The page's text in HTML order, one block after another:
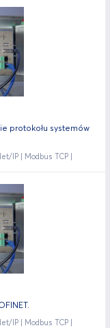
protokołu systemów
IP | Modbus TCP |
IP | Modbus TCP |